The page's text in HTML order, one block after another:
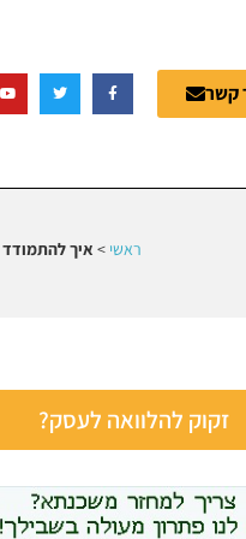
קשר
ראשי > איך
זקוק להלוואה לעסק?